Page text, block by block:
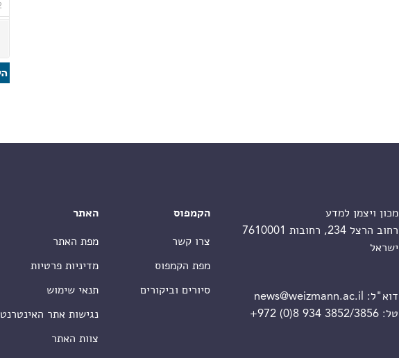
מכון ויצמן למדע
רחוב הרצל 234, רחובות 7610001
ישראל
דוא"ל:
news@weizmann.ac.il
טל:+972 (0)8 934 3852/3856
הקמפוס
צרו קשר
מפת הקמפוס
סיורים וביקורים
האתר
מפת האתר
מדיניות פרטיות
תנאי שימוש
נגישות אתר האינטרנט
צוות האתר